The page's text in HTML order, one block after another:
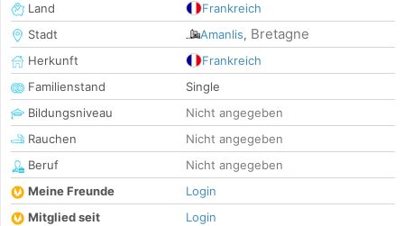
Land
Frankreich
Stadt
Amanlis, Bretagne
Herkunft
Frankreich
Familienstand
Single
Bildungsniveau
Nicht angegeben
Rauchen
Nicht angegeben
Beruf
Nicht angegeben
Meine Freunde
Login
Mitglied seit
Login